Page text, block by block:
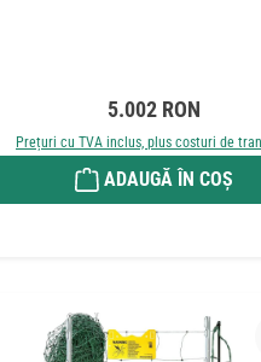
Preț obișnuit:
5.002 RON
Prețuri cu TVA inclus, plus costuri de
ADAUGĂ ÎN COȘ